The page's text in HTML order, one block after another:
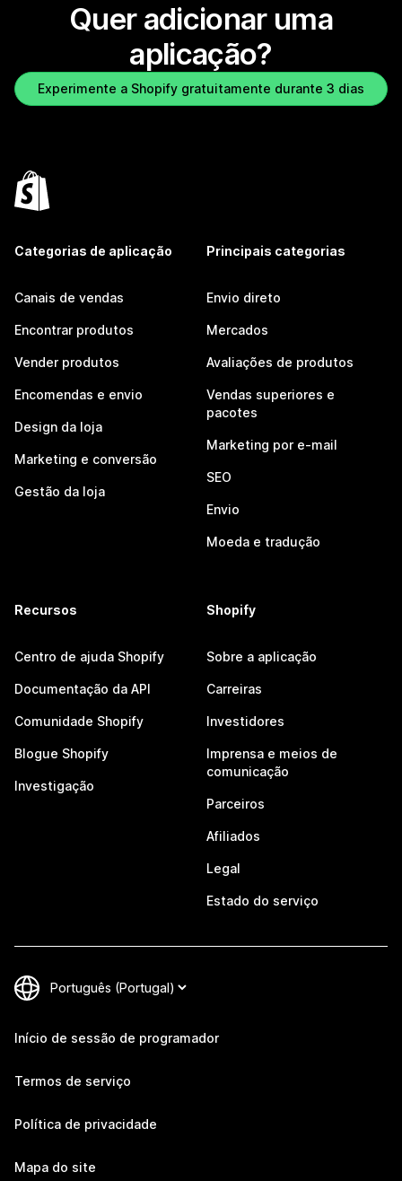
Quer adicionar uma
aplicação?
Experimente a Shopify gratuitamente durante 3 dias
Categorias de aplicação
Canais de vendas
Encontrar produtos
Vender produtos
Encomendas e envio
Design da loja
Marketing e conversão
Gestão da loja
Principais categorias
Envio direto
Mercados
Avaliações de produtos
Vendas superiores e
pacotes
Marketing por e-mail
SEO
Envio
Moeda e tradução
Recursos
Centro de ajuda Shopify
Documentação da API
Comunidade Shopify
Blogue Shopify
Investigação
Shopify
Sobre a aplicação
Carreiras
Investidores
Imprensa e meios de
comunicação
Parceiros
Afiliados
Legal
Estado do serviço
Início de sessão de programador
Termos de serviço
Política de privacidade
Mapa do site